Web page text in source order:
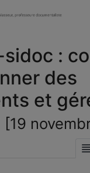
la
sidoc :
des
et
[19